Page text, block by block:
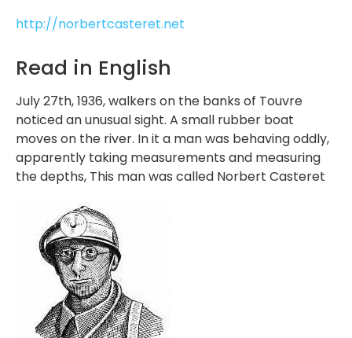
http://norbertcasteret.net
Read in English
July 27th, 1936, walkers on the banks of Touvre
noticed an unusual sight. A small rubber boat
moves on the river. In it a man was behaving oddly,
apparently taking measurements and measuring
the depths, This man was called Norbert Casteret